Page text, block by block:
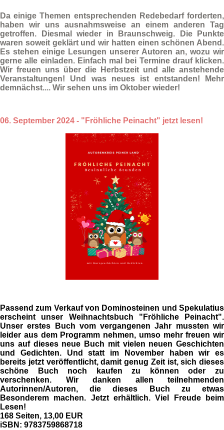
Da einige Themen entsprechenden Redebedarf forderten,
haben wir uns ausnahmsweise an einem anderen Tag
getroffen. Diesmal wieder in
Braunschweig. Die Punkte
waren soweit geklärt und wir hatten einen schönen Abend.
Es stehen einige Lesungen unserer Autoren an, wozu wir
gerne alle einladen. Einfach mal bei Termine drauf klicken.
Wir freuen uns über die
Herbstzeit und alle anstehende
Veranstaltungen! Und was neues ist entstanden! Mehr
demnächst.... Wir sehen uns im Oktober wieder!
06. September 2024 - "Fröhliche Peinacht" jetzt lesen!
Passend zum Verkauf von Dominosteinen und Spekulatius
erscheint unser Weihnachtsbuch "Fröhliche Peinacht".
Unser erstes Buch vom vergangenen Jahr mussten wir
leider aus dem Programm nehmen, umso mehr freuen wir
uns auf dieses neue Buch mit vielen neuen Geschichten
und Gedichten. Und statt im November haben wir es
bereits jetzt veröffentlicht, damit genug Zeit ist, sich dieses
schöne Buch noch kaufen zu können oder zu
verschenken. Wir danken allen teilnehmenden
Autorinnen/Autoren, die dieses Buch zu etwas
Besonderem machen. Jetzt erhältlich. Viel Freude beim
Lesen!
168 Seiten, 13,00 EUR
iSBN: 9783759868718